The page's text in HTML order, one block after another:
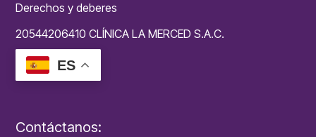
Derechos y deberes
20544206410 CLÍNICA LA MERCED S.A.C.
ES
Contáctanos: